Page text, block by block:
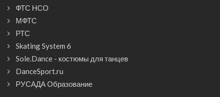
ФТС НСО
МФТС
РТС
Skating System 6
Sole.Dance - костюмы для танцев
DanceSport.ru
РУСАДА Образование